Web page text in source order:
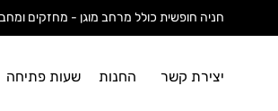
חניה חופשית כולל מרחב מוגן - מחזקים
יצירת קשר החנות שעות פתיחה